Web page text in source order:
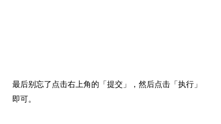
最后别忘了点击右上角的「提交」，然后点击「执行」
即可。